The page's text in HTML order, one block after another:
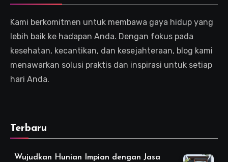
Kami berkomitmen untuk membawa gaya hidup yang
lebih baik ke hadapan Anda. Dengan fokus pada
kesehatan, kecantikan, dan kesejahteraan, blog kami
menawarkan solusi praktis dan inspirasi untuk setiap
hari Anda.
Terbaru
Wujudkan Hunian Impian dengan Jasa